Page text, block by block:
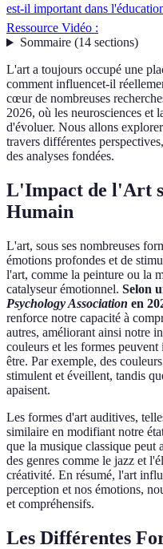
est-il important dans
Ressource Vidéo :
Sommaire(14 sections)
L'art a toujours occupé une
comment influencet-il
cœur de nombreuses
2026, où les neurosciences et
d'évoluer. Nous allons
travers différentes
des analyses fondées.
L'Impact de l'Art
Humain
L'art, sous ses nombreuses
émotions profondes et de
l'art, comme la peinture ou la
catalyseur émotionnel. Selon
Psychology Association en
renforce notre capacité à
autres, améliorant ainsi notre
couleurs et les formes
être. Par exemple, des
stimulent et éveillent, tandis
apaisent.
Les formes d'art auditives,
similaire en modifiant notre
que la musique classique peut
des genres comme le jazz et
créativité. En résumé, l'art
perception et nos émotions,
et compréhensifs.
Les Différentes